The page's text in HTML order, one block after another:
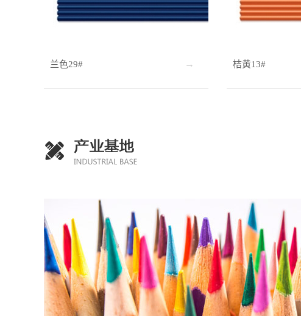
兰色29# 桔黄13#
0.26D 2.10--2.15